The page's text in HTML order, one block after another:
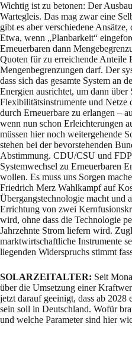
Wichtig ist zu betonen: Der
Wartegleis. Das mag zwar eine
gibt es aber verschiedene
Etwa, wenn „Planbarkeit“
Erneuerbaren dann
Quoten für zu erreichende Anteile
Mengenbegrenzungen darf. Der
dass sich das gesamte System an
Energien ausrichtet, um dann über
Flexibilitätsinstrumente und
durch Erneuerbare zu erlangen –
wenn nun schon Erleichterungen
müssen hier noch weitergehende
stehen bei der bevorstehenden
Abstimmung. CDU/CSU und FDP
Systemwechsel zu Erneuerbaren
wollen. Es muss uns Sorgen
Friedrich Merz Wahlkampf auf
Übergangstechnologie macht und
Errichtung von zwei
wird, ohne dass die Technologie
Jahrzehnte Strom liefern wird.
marktwirtschaftliche Instrumente
liegenden Widerspruchs stimmt
SOLARZEITALTER: Seit
über die Umsetzung einer
jetzt darauf geeinigt, dass ab 2028
sein soll in Deutschland. Wofür
und welche Parameter sind hier